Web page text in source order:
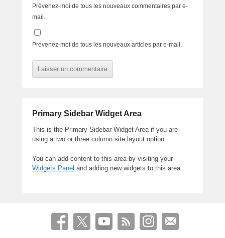
Prévenez-moi de tous les nouveaux commentaires par e-
mail.
Prévenez-moi de tous les nouveaux articles par e-mail.
Primary Sidebar Widget Area
This is the Primary Sidebar Widget Area if you are
using a two or three column site layout option.
You can add content to this area by visiting your
Widgets Panel and adding new widgets to this area.